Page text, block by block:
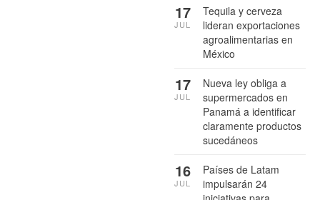
Tequila y cerveza
lideran exportaciones
agroalimentarias en
México
17
JUL
Nueva ley obliga a
supermercados en
Panamá a identificar
claramente productos
sucedáneos
17
JUL
Países de Latam
impulsarán 24
16
JUL